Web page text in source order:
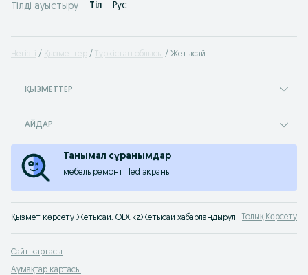
Тілді ауыстыру Tіл Рус
Негізгі Қызметтер Түркістан облысы Жетысай
ҚЫЗМЕТТЕР
АЙДАР
Танымал сұранымдар
мебель ремонт led экраны
Қызмет көрсету Жетысай. OLX.kzЖетысай хабарландырулар сервисінен
Толық Көрсету
Сайт картасы
Аумақтар картасы